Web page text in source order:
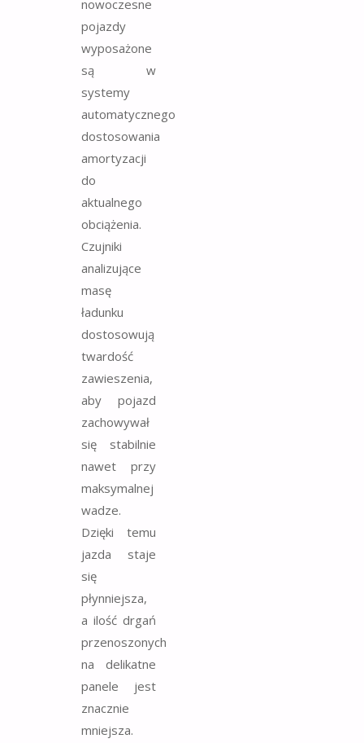
nowoczesne
pojazdy
wyposażone
są w
systemy
automatycznego
dostosowania
amortyzacji
do
aktualnego
obciążenia.
Czujniki
analizujące
masę
ładunku
dostosowują
twardość
zawieszenia,
aby pojazd
zachowywał
się stabilnie
nawet przy
maksymalnej
wadze.
Dzięki temu
jazda staje
się
płynniejsza,
a ilość drgań
przenoszonych
na delikatne
panele jest
znacznie
mniejsza.